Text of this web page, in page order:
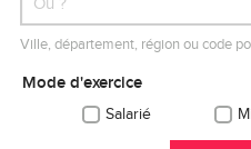
Ville, département, région ou code
Mode d'exercice
Salarié